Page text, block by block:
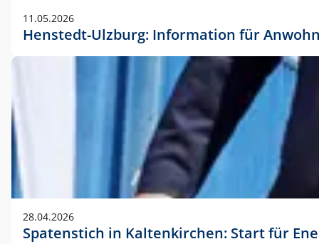
11.05.2026
Henstedt-Ulzburg: Information für
28.04.2026
Spatenstich in Kaltenkirchen: Start für